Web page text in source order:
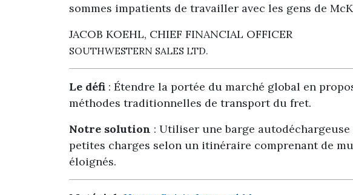
sommes impatients de travailler avec les gens de
JACOB KOEHL, CHIEF FINANCIAL OFFICER
SOUTHWESTERN SALES LTD.
Le défi : Étendre la portée du marché global en
méthodes traditionnelles de transport du fret.
Notre solution : Utiliser une barge
petites charges selon un itinéraire comprenant de
éloignés.